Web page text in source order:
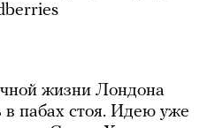
жизни Лондона
в пабах стоя. Идею уже